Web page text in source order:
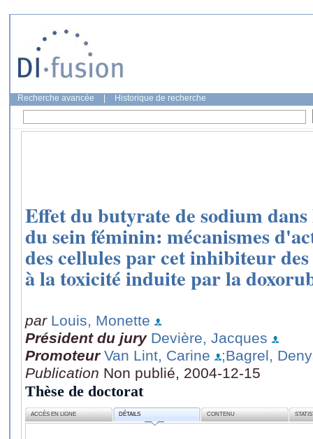
Recherche avancée Historique de recherche
Effet du butyrate de sodium
du sein féminin: mécanismes
des cellules par cet inhibiteur des
à la toxicité induite par la
par Louis, Monette
Président du jury Devière, Jacques
Promoteur Van Lint, Carine
;Bagrel,
Publication Non publié, 2004-12-15
Thèse de doctorat
ACCÈS EN LIGNE DÉTAILS CONTENU